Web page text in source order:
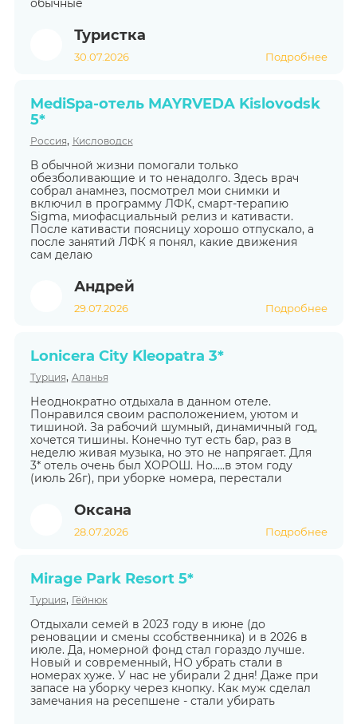
Туристка
30.07.2026 Подробнее
MediSpa-отель MAYRVEDA Kislovodsk
5*
Россия, Кисловодск
В обычной жизни помогали только
обезболивающие и то ненадолго. Здесь врач
собрал анамнез, посмотрел мои снимки и
включил в программу ЛФК, смарт-терапию
Sigma, миофасциальный релиз и кативасти.
После кативасти поясницу хорошо отпускало, а
после занятий ЛФК я понял, какие движения
сам делаю
Андрей
29.07.2026 Подробнее
Lonicera City Kleopatra 3*
Турция, Аланья
Неоднократно отдыхала в данном отеле.
Понравился своим расположением, уютом и
тишиной. За рабочий шумный, динамичный год,
хочется тишины. Конечно тут есть бар, раз в
неделю живая музыка, но это не напрягает. Для
3* отель очень был ХОРОШ. Но.....в этом году
(июль 26г), при уборке номера, перестали
Оксана
28.07.2026 Подробнее
Mirage Park Resort 5*
Турция, Гёйнюк
Отдыхали семей в 2023 году в июне (до
реновации и смены ссобственника) и в 2026 в
июле. Да, номерной фонд стал гораздо лучше.
Новый и современный, НО убрать стали в
номерах хуже. У нас не убирали 2 дня! Даже при
запасе на уборку через кнопку. Как муж сделал
замечания на ресепшене - стали убирать